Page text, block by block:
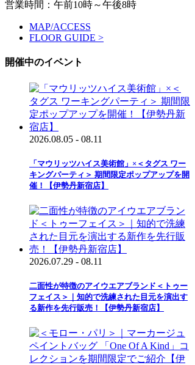
営業時間：午前10時～午後8時
MAP/ACCESS
FLOOR GUIDE >
開催中のイベント
2026.08.05 - 08.11
「マウリッツハイス美術館」×＜タグス ワー
キングパーティ＞ 期間限定ポップアップを開
催！【伊勢丹新宿店】
2026.07.29 - 08.11
二面性が特徴のアイウエアブランド＜トゥー
フェイス＞｜知的で洗練された目元を演出す
る新作を先行販売！【伊勢丹新宿店】